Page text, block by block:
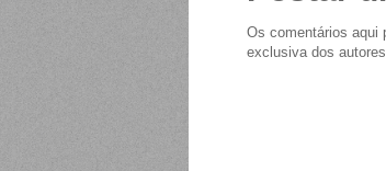
Os comentários aqui
exclusiva dos